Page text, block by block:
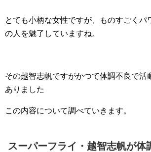
とても小柄な女性ですが、ものすごくパ
の人を魅了していますね。
その越智志帆ですがかつて体調不良で活
ありました
この内容について調べていきます。
スーパーフライ・越智志帆が体